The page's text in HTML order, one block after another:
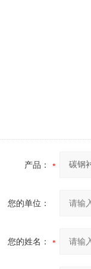
产品：
您的单位：
您的姓名：